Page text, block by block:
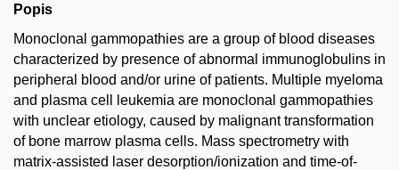
Popis
Monoclonal gammopathies are a group of blood diseases
characterized by presence of abnormal immunoglobulins in
peripheral blood and/or urine of patients. Multiple myeloma
and plasma cell leukemia are monoclonal gammopathies
with unclear etiology, caused by malignant transformation
of bone marrow plasma cells. Mass spectrometry with
matrix-assisted laser desorption/ionization and time-of-